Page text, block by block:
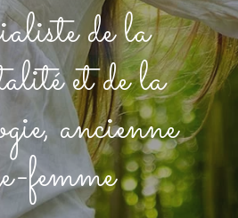
de la
et de la
ancienne
femme